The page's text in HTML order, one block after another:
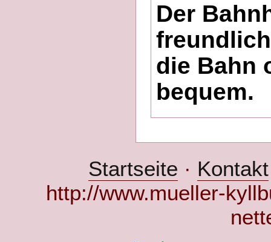
Der
die Bahn
bequem.
Startseite · Kontakt
http://www.mueller-